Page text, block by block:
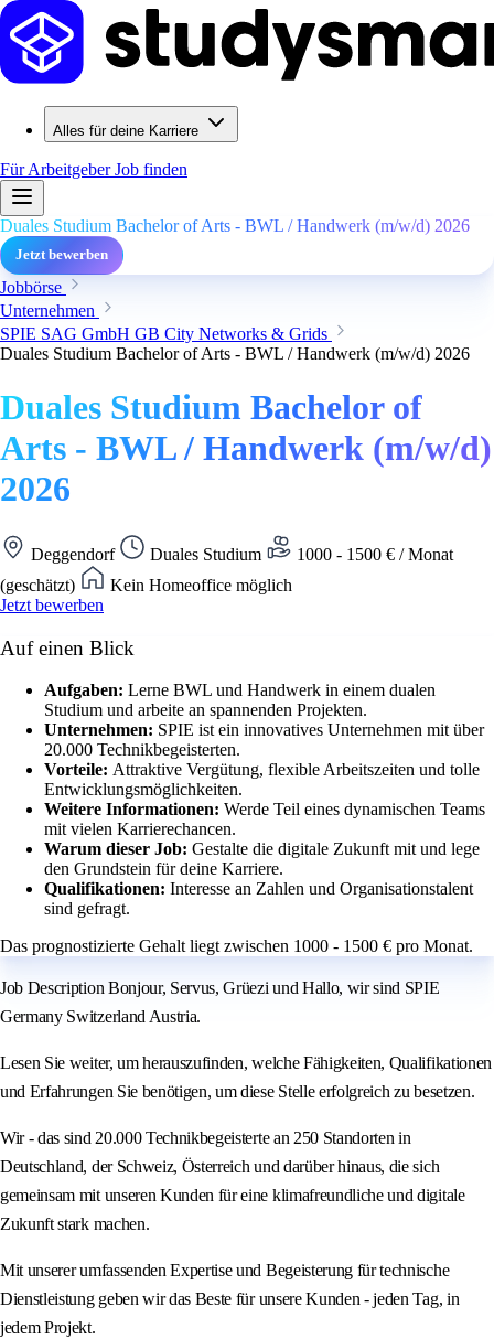
Alles für deine Karriere
Für ArbeitgeberJob finden
Duales Studium Bachelor of Arts - BWL / Handwerk (m/w/d) 2026
Jetzt bewerben
Jobbörse
Unternehmen
SPIE SAG GmbH GB City Networks & Grids
Duales Studium Bachelor of Arts - BWL / Handwerk (m/w/d) 2026
Duales Studium Bachelor of
Arts - BWL / Handwerk (m/w/d)
2026
Deggendorf Duales Studium
1000 - 1500 € / Monat
(geschätzt)
Kein Homeoffice möglich
Jetzt bewerben
Auf einen Blick
Aufgaben: Lerne BWL und Handwerk in einem dualen
Studium und arbeite an spannenden Projekten.
Unternehmen: SPIE ist ein innovatives Unternehmen mit über
20.000 Technikbegeisterten.
Vorteile: Attraktive Vergütung, flexible Arbeitszeiten und tolle
Entwicklungsmöglichkeiten.
Weitere Informationen: Werde Teil eines dynamischen Teams
mit vielen Karrierechancen.
Warum dieser Job: Gestalte die digitale Zukunft mit und lege
den Grundstein für deine Karriere.
Qualifikationen: Interesse an Zahlen und Organisationstalent
sind gefragt.
Das prognostizierte Gehalt liegt zwischen 1000 - 1500 € pro Monat.
Job Description Bonjour, Servus, Grüezi und Hallo, wir sind SPIE
Germany Switzerland Austria.
Lesen Sie weiter, um herauszufinden, welche Fähigkeiten, Qualifikationen
und Erfahrungen Sie benötigen, um diese Stelle erfolgreich zu besetzen.
Wir - das sind 20.000 Technikbegeisterte an 250 Standorten in
Deutschland, der Schweiz, Österreich und darüber hinaus, die sich
gemeinsam mit unseren Kunden für eine klimafreundliche und digitale
Zukunft stark machen.
Mit unserer umfassenden Expertise und Begeisterung für technische
Dienstleistung geben wir das Beste für unsere Kunden - jeden Tag, in
jedem Projekt.